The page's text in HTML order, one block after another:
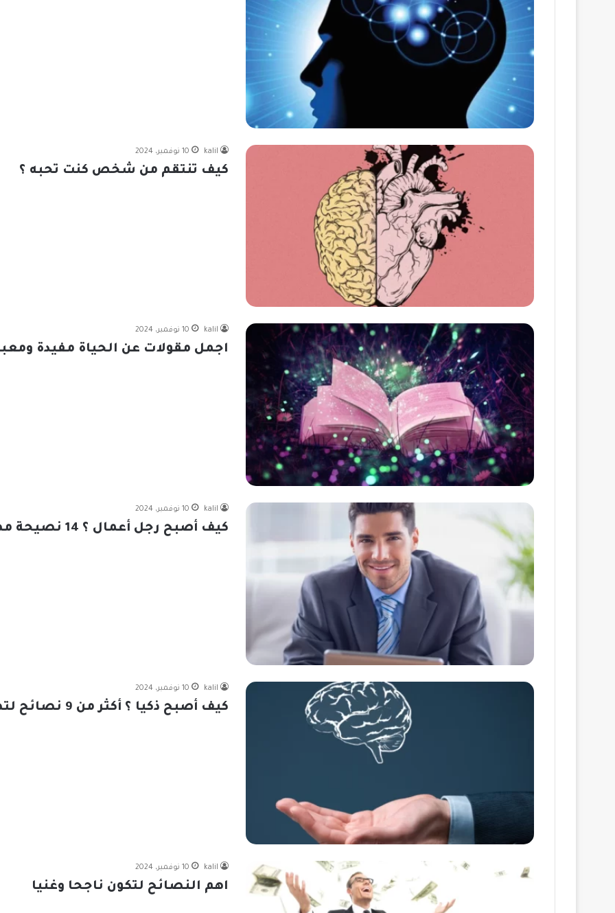
kalil 10 نوفمبر، 2024
كيف تنتقم من شخص كنت تحبه ؟
kalil 10 نوفمبر، 2024
اجمل مقولات عن الحياة مفيدة
kalil 10 نوفمبر، 2024
كيف أصبح رجل أعمال ؟ 14 نصيحة مهمة
kalil 10 نوفمبر، 2024
كيف أصبح ذكيا ؟ أكثر من 9 نصائح لتصبح ذكيا
kalil 10 نوفمبر، 2024
اهم النصائح لتكون ناجحا وغنيا